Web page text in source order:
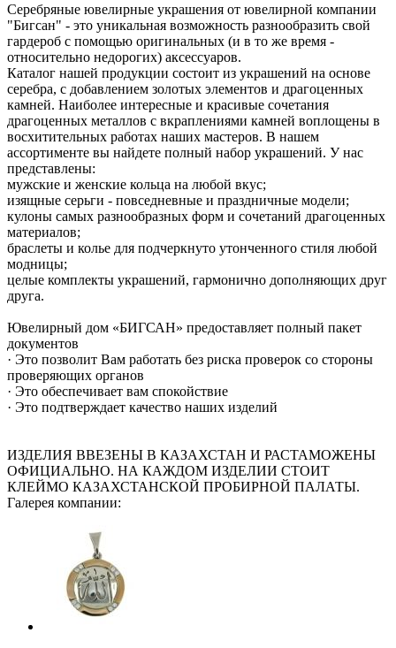
Серебряные ювелирные украшения от ювелирной компании
"Бигсан" - это уникальная возможность разнообразить свой
гардероб с помощью оригинальных (и в то же время -
относительно недорогих) аксессуаров.
Каталог нашей продукции состоит из украшений на основе
серебра, с добавлением золотых элементов и драгоценных
камней. Наиболее интересные и красивые сочетания
драгоценных металлов с вкраплениями камней воплощены в
восхитительных работах наших мастеров. В нашем
ассортименте вы найдете полный набор украшений. У нас
представлены:
мужские и женские кольца на любой вкус;
изящные серьги - повседневные и праздничные модели;
кулоны самых разнообразных форм и сочетаний драгоценных
материалов;
браслеты и колье для подчеркнуто утонченного стиля любой
модницы;
целые комплекты украшений, гармонично дополняющих друг
друга.
Ювелирный дом «БИГСАН» предоставляет полный пакет
документов
· Это позволит Вам работать без риска проверок со стороны
проверяющих органов
· Это обеспечивает вам спокойствие
· Это подтверждает качество наших изделий
ИЗДЕЛИЯ ВВЕЗЕНЫ В КАЗАХСТАН И РАСТАМОЖЕНЫ
ОФИЦИАЛЬНО. НА КАЖДОМ ИЗДЕЛИИ СТОИТ
КЛЕЙМО КАЗАХСТАНСКОЙ ПРОБИРНОЙ ПАЛАТЫ.
Галерея компании: